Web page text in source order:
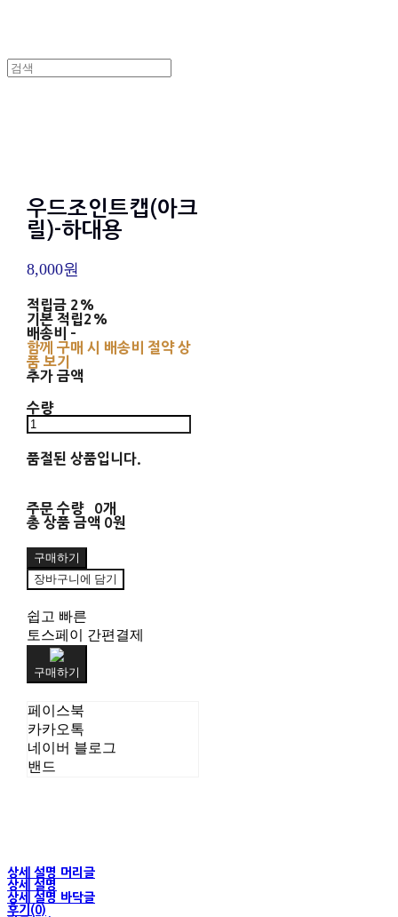
우드조인트캡(아크
릴)-하대용
8,000원
적립금 2%
기본 적립2%
배송비 -
함께 구매 시 배송비 절약 상
품 보기
추가 금액
수량
품절된 상품입니다.
주문 수량
0개
총 상품 금액 0원
구매하기
장바구니에 담기
쉽고 빠른
토스페이 간편결제
구매하기
페이스북
카카오톡
네이버 블로그
밴드
상세 설명 머리글
상세 설명
상세 설명 바닥글
후기(0)